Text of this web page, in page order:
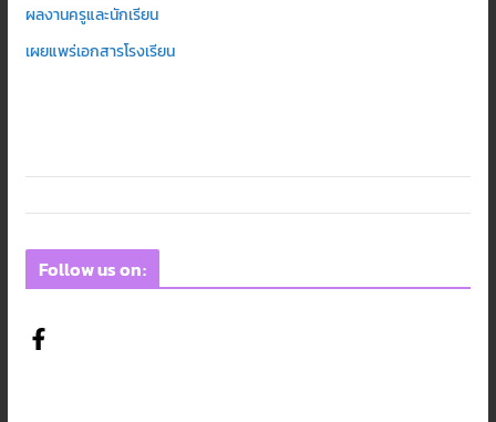
ผลงานครูและนักเรียน
เผยแพร่เอกสารโรงเรียน
Follow us on: